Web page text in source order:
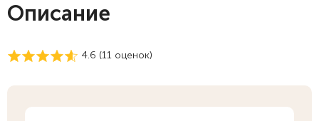
Описание
4.6 (11 оценок)